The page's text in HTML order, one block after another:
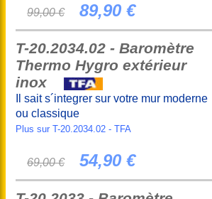
99,00 € 89,90 €
T-20.2034.02 - Baromètre
Thermo Hygro extérieur
inox
Il sait s´integrer sur votre mur moderne
ou classique
Plus sur T-20.2034.02 - TFA
69,00 € 54,90 €